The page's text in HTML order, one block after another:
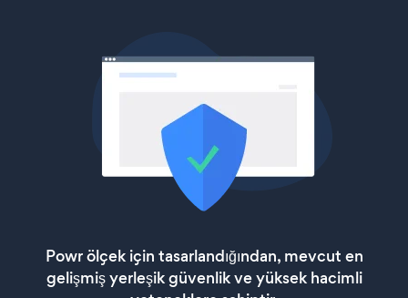
Powr ölçek için tasarlandığından, mevcut en
gelişmiş yerleşik güvenlik ve yüksek hacimli